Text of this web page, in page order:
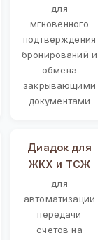
для
мгновенного
подтверждения
бронирований и
обмена
закрывающими
документами
Диадок для
ЖКХ и ТСЖ
для
автоматизации
передачи
счетов на